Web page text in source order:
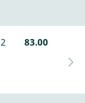
2
83.00